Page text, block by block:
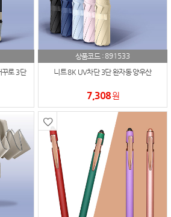
꾸로 3단
상품코드 :891533
니트 8K UV차단 3단 완자동 양우산
7,308원